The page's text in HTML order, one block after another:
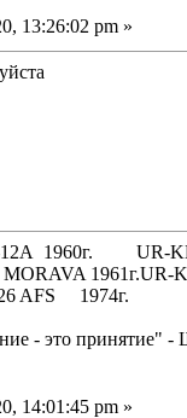
13:26:02 pm »
12А 1960г. UR-
1961г.UR-
1974г.
- это принятие" -
14:01:45 pm »